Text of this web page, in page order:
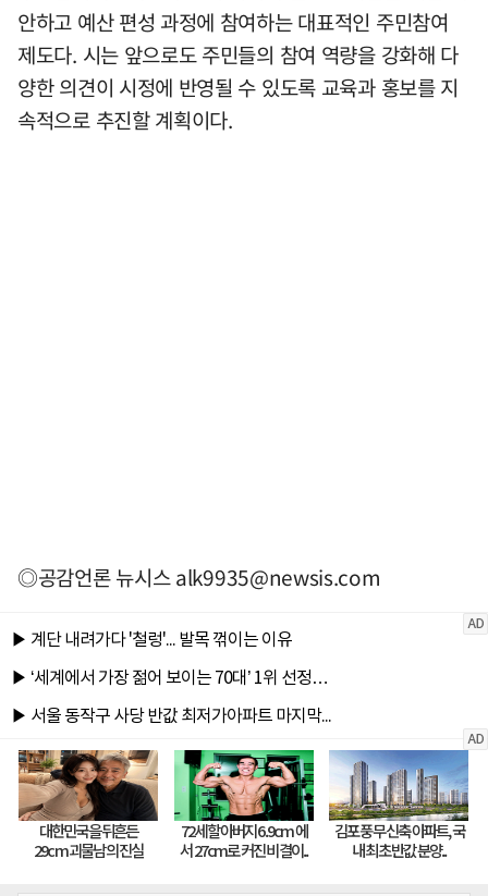
안하고 예산 편성 과정에 참여하는 대표적인 주민참여
제도다. 시는 앞으로도 주민들의 참여 역량을 강화해 다
양한 의견이 시정에 반영될 수 있도록 교육과 홍보를 지
속적으로 추진할 계획이다.
◎공감언론 뉴시스alk9935@newsis.com